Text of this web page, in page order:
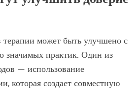
терапии может быть улучшено с
значимых практик. Один из
— использование
которая создает совместную